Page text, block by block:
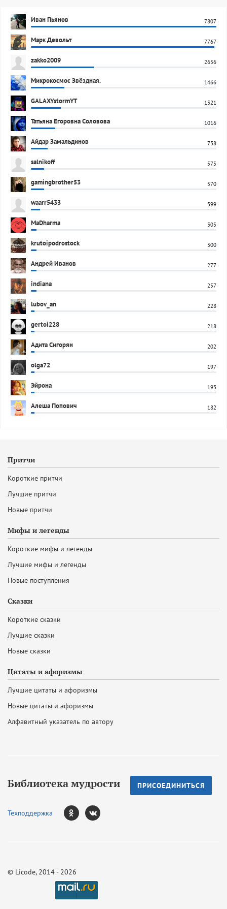
Иван Пьянов 7807
Марк Девольт 7767
zakko2009 2656
Микрокосмос Звёздная. 1466
GALAXYstormYT 1321
Татьяна Егоровна Соловова 1016
Айдар Замальдинов 738
salnikoff 575
gamingbrother53 570
waarr5433 399
MaDharma 305
krutoipodrostock 300
Андрей Иванов 277
indiana 257
lubov_an 228
gertoi228 218
Адита Сигорян 202
olga72 197
Эйрона 193
Алеша Попович 182
Притчи
Короткие притчи
Лучшие притчи
Новые притчи
Мифы и легенды
Короткие мифы и легенды
Лучшие мифы и легенды
Новые поступления
Сказки
Короткие сказки
Лучшие сказки
Новые сказки
Цитаты и афоризмы
Лучшие цитаты и афоризмы
Новые цитаты и афоризмы
Алфавитный указатель по автору
Библиотека мудрости ПРИСОЕДИНИТЬСЯ
Техподдержка
© Licode, 2014 - 2026